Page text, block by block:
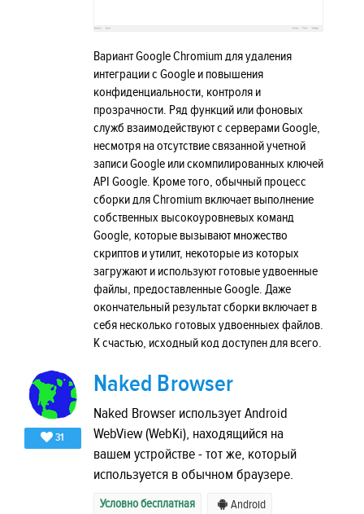
Вариант Google Chromium для удаления
интеграции с Google и повышения
конфиденциальности, контроля и
прозрачности. Ряд функций или фоновых
служб взаимодействуют с серверами Google,
несмотря на отсутствие связанной учетной
записи Google или скомпилированных ключей
API Google. Кроме того, обычный процесс
сборки для Chromium включает выполнение
собственных высокоуровневых команд
Google, которые вызывают множество
скриптов и утилит, некоторые из которых
загружают и используют готовые удвоенные
файлы, предоставленные Google. Даже
окончательный результат сборки включает в
себя несколько готовых удвоенныех файлов.
К счастью, исходный код доступен для всего.
31
Naked Browser
Naked Browser использует Android
WebView (WebKi), находящийся на
вашем устройстве - тот же, который
используется в обычном браузере.
Условно бесплатная Android